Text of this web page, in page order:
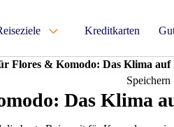
Kreditkarten
Flores & Komodo: Das Klima auf
Speichern
Das Klima